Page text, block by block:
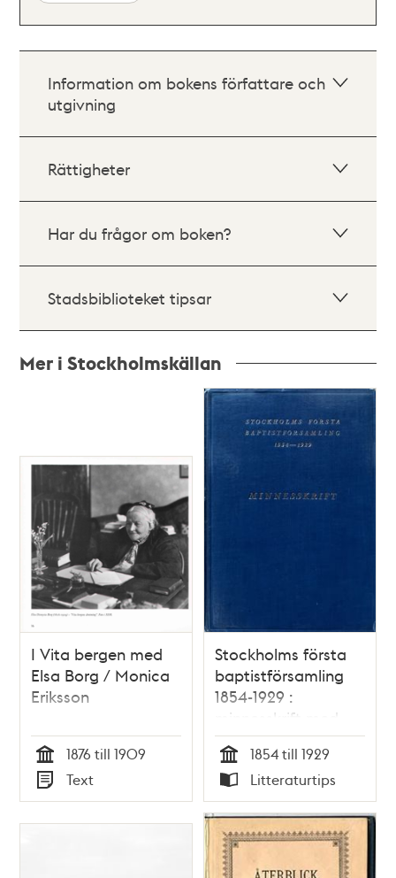
Information om bokens författare och
utgivning
Rättigheter
Har du frågor om boken?
Stadsbiblioteket tipsar
Mer i Stockholmskällan
teman
I Vita bergen med
Elsa Borg / Monica
Eriksson
Tid
1876 till 1909
Typ
Text
Stockholms första
baptistförsamling
1854-1929 :
minnesskrift med
anledning av dess
75-åriga tillvaro /
Hjalmar Danielson
Tid
1854 till 1929
Typ
Litteraturtips